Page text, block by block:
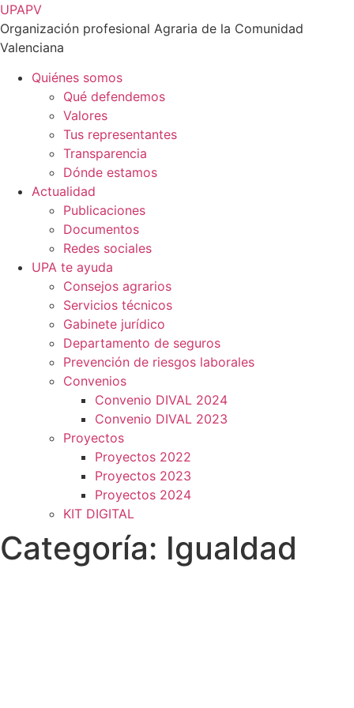
Ir
al
contenido
UPAPV
Organización profesional Agraria de la Comunidad
Valenciana
Quiénes somos
Qué defendemos
Valores
Tus representantes
Transparencia
Dónde estamos
Actualidad
Publicaciones
Documentos
Redes sociales
UPA te ayuda
Consejos agrarios
Servicios técnicos
Gabinete jurídico
Departamento de seguros
Prevención de riesgos laborales
Convenios
Convenio DIVAL 2024
Convenio DIVAL 2023
Proyectos
Proyectos 2022
Proyectos 2023
Proyectos 2024
KIT DIGITAL
Categoría: Igualdad